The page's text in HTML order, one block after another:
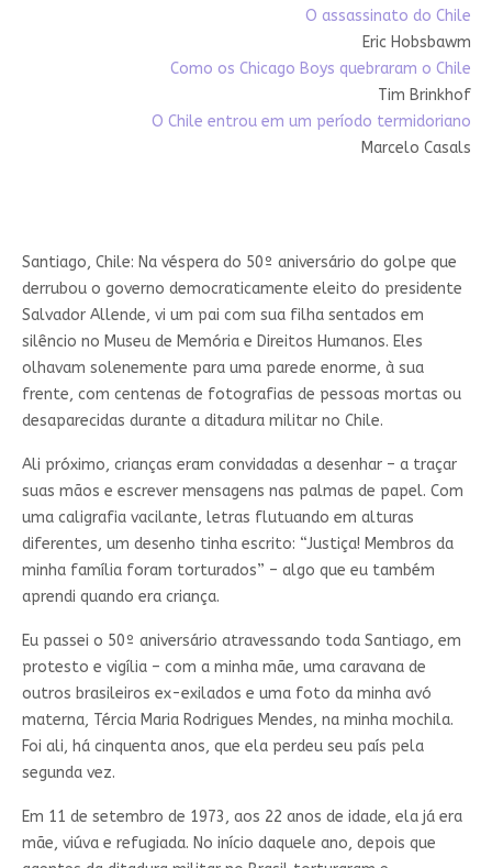
O assassinato do Chile
Eric Hobsbawm
Como os Chicago Boys quebraram o Chile
Tim Brinkhof
O Chile entrou em um período termidoriano
Marcelo Casals
Santiago, Chile: Na véspera do 50º aniversário do golpe que
derrubou o governo democraticamente eleito do presidente
Salvador Allende, vi um pai com sua filha sentados em
silêncio no Museu de Memória e Direitos Humanos. Eles
olhavam solenemente para uma parede enorme, à sua
frente, com centenas de fotografias de pessoas mortas ou
desaparecidas durante a ditadura militar no Chile.
Ali próximo, crianças eram convidadas a desenhar – a traçar
suas mãos e escrever mensagens nas palmas de papel. Com
uma caligrafia vacilante, letras flutuando em alturas
diferentes, um desenho tinha escrito: “Justiça! Membros da
minha família foram torturados” – algo que eu também
aprendi quando era criança.
Eu passei o 50º aniversário atravessando toda Santiago, em
protesto e vigília – com a minha mãe, uma caravana de
outros brasileiros ex-exilados e uma foto da minha avó
materna, Tércia Maria Rodrigues Mendes, na minha mochila.
Foi ali, há cinquenta anos, que ela perdeu seu país pela
segunda vez.
Em 11 de setembro de 1973, aos 22 anos de idade, ela já era
mãe, viúva e refugiada. No início daquele ano, depois que